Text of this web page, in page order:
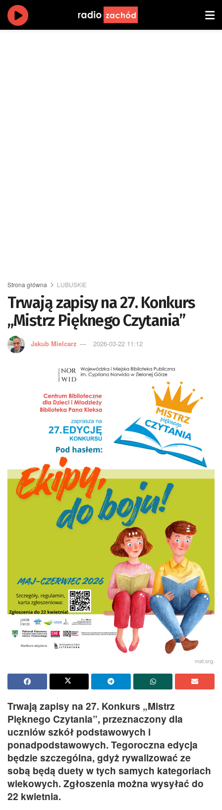
Strona główna LUBUSKIE
Trwają zapisy na 27. Konkurs
„Mistrz Pięknego Czytania”
Jakub Mielcarz 2026-03-22 11:12
mat.org.
Trwają zapisy na 27. Konkurs „Mistrz
Pięknego Czytania”, przeznaczony dla
uczniów szkół podstawowych i
ponadpodstawowych. Tegoroczna edycja
będzie szczególna, gdyż rywalizować ze
sobą będą duety w tych samych kategoriach
wiekowych. Zgłoszenia można wysyłać do
22 kwietnia.